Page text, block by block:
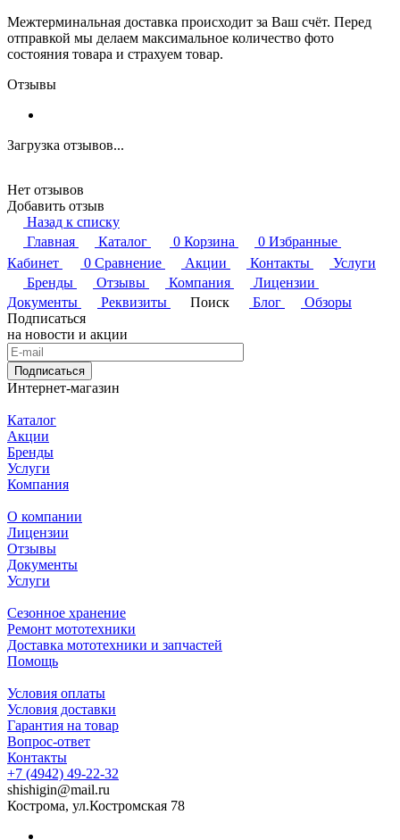
Межтерминальная доставка происходит за Ваш счёт. Перед
отправкой мы делаем максимальное количество фото
состояния товара и страхуем товар.
Отзывы
Загрузка отзывов...
Нет отзывов
Добавить отзыв
Назад к списку
Главная
Каталог 0 Корзина 0 Избранные
Кабинет
0 Сравнение Акции Контакты
Услуги
Бренды
Отзывы Компания
Лицензии
Документы
Реквизиты Поиск Блог
Обзоры
Подписаться
на новости и акции
Подписаться
Интернет-магазин
Каталог
Акции
Бренды
Услуги
Компания
О компании
Лицензии
Отзывы
Документы
Услуги
Сезонное хранение
Ремонт мототехники
Доставка мототехники и запчастей
Помощь
Условия оплаты
Условия доставки
Гарантия на товар
Вопрос-ответ
Контакты
+7 (4942) 49-22-32
shishigin@mail.ru
Кострома, ул.Костромская 78